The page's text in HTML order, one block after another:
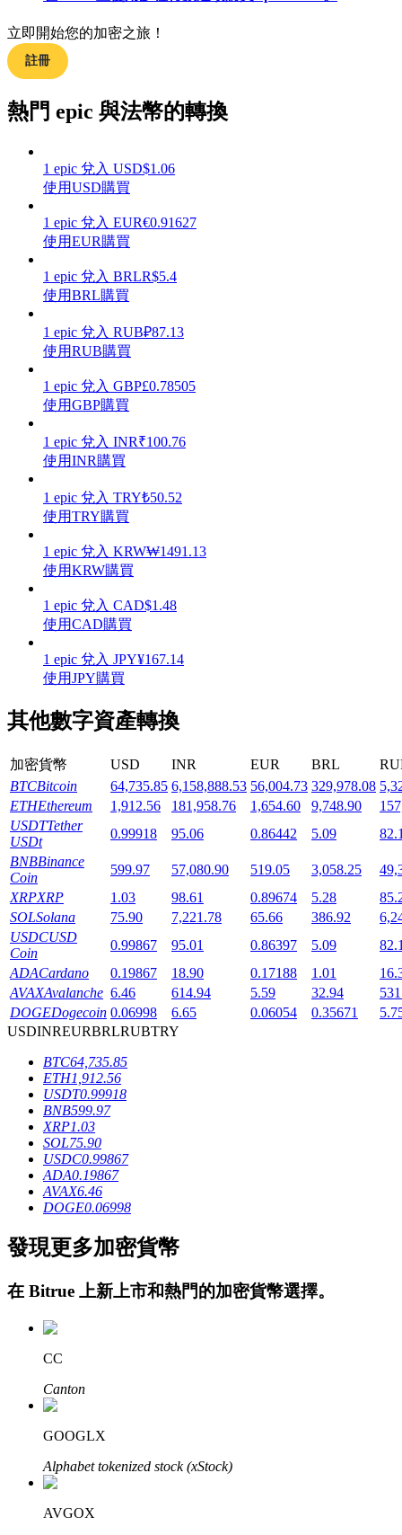
理財
增值寶
機槍池
Launchpool
活期質押獲得熱門資產
鎖倉BTR
輕鬆獲得多重福利
借貸寶
借貸數字貨幣，及時且安全的服務
享受活期理財及長期收益
立即開始您的加密之旅！
註冊
熱門 epic 與法幣的轉換
1 epic 兌入 USD$1.06
使用USD購買
1 epic 兌入 EUR€0.91627
使用EUR購買
1 epic 兌入 BRLR$5.4
使用BRL購買
1 epic 兌入 RUB₽87.13
使用RUB購買
1 epic 兌入 GBP£0.78505
使用GBP購買
1 epic 兌入 INR₹100.76
使用INR購買
1 epic 兌入 TRY₺50.52
使用TRY購買
1 epic 兌入 KRW₩1491.13
使用KRW購買
1 epic 兌入 CAD$1.48
使用CAD購買
1 epic 兌入 JPY¥167.14
使用JPY購買
其他數字資產轉換
加密貨幣 USD INR EUR BRL
BTCBitcoin 64,735.85 6,158,888.53 56,004.73 329,978.08
ETHEthereum 1,912.56 181,958.76 1,654.60 9,748.90
USDTTether
USDt
0.99918 95.06 0.86442 5.09
BNBBinance
Coin
599.97 57,080.90 519.05 3,058.25
XRPXRP 1.03 98.61 0.89674 5.28
SOLSolana 75.90 7,221.78 65.66 386.92
USDCUSD
Coin
0.99867 95.01 0.86397 5.09
ADACardano 0.19867 18.90 0.17188 1.01
AVAXAvalanche 6.46 614.94 5.59 32.94
DOGEDogecoin 0.06998 6.65 0.06054 0.35671
USDINREURBRLRUBTRY
BTC64,735.85
ETH1,912.56
USDT0.99918
BNB599.97
XRP1.03
SOL75.90
USDC0.99867
ADA0.19867
AVAX6.46
DOGE0.06998
發現更多加密貨幣
在 Bitrue 上新上市和熱門的加密貨幣選擇。
CC
Canton
GOOGLX
Alphabet tokenized stock (xStock)
AVGOX